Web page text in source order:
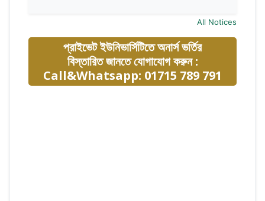
All Notices
প্রাইভেট ইউনিভার্সিটিতে অনার্স ভর্তির
বিস্তারিত জানতে যোগাযোগ করুন :
Call&Whatsapp: 01715 789 791